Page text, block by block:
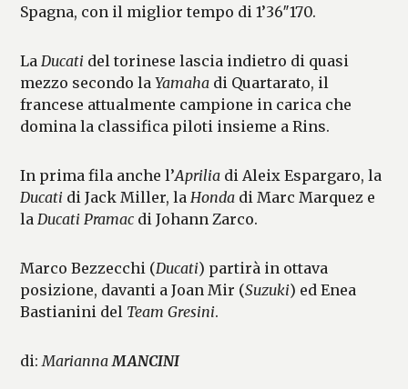
Spagna, con il miglior tempo di 1’36″170.
La Ducati del torinese lascia indietro di quasi
mezzo secondo laYamaha di Quartarato, il
francese attualmente campione in carica che
domina la classifica piloti insieme a Rins.
In prima fila anche l’Aprilia di Aleix Espargaro, la
Ducati di Jack Miller, la Honda di Marc Marquez e
la Ducati Pramac di Johann Zarco.
Marco Bezzecchi (Ducati) partirà in ottava
posizione, davanti a Joan Mir (Suzuki) ed Enea
Bastianini del Team Gresini.
di: MariannaMANCINI